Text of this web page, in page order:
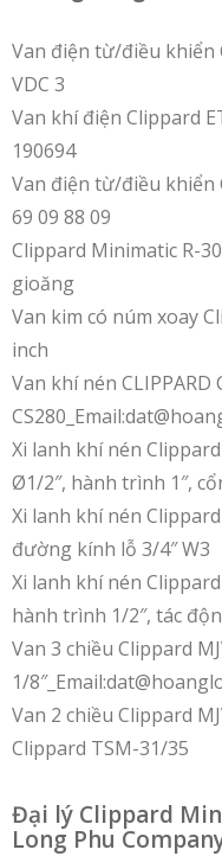
Van điện từ/điều khiển
VDC 3
Van khí điện Clippard
190694
Van điện từ/điều khiển
69 09 88 09
Clippard Minimatic R-
gioăng
Van kim có núm xoay
inch
Van khí nén CLIPPARD
Xi lanh khí nén
Ø1/2″, hành trình 1″,
Xi lanh khí nén
đường kính lỗ 3/4″ W3
Xi lanh khí nén
hành trình 1/2″, tác
Van 3 chiều Clippard
1/
Van 2 chiều Clippard
Clippard TSM-31/35
Đại lý Clippard
Long Phu